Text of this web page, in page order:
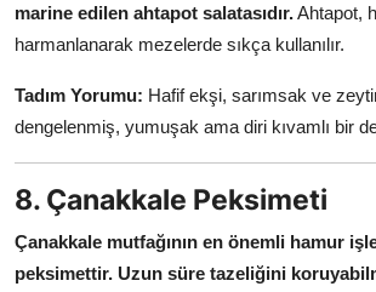
marine edilen ahtapot salatasıdır.Ahtapot,
harmanlanarak mezelerde sıkça kullanılır.
Tadım Yorumu: Hafif ekşi, sarımsak ve
dengelenmiş, yumuşak ama diri kıvamlı bir
8. Çanakkale Peksimeti
Çanakkale mutfağının en önemli hamur
peksimettir. Uzun süre tazeliğini